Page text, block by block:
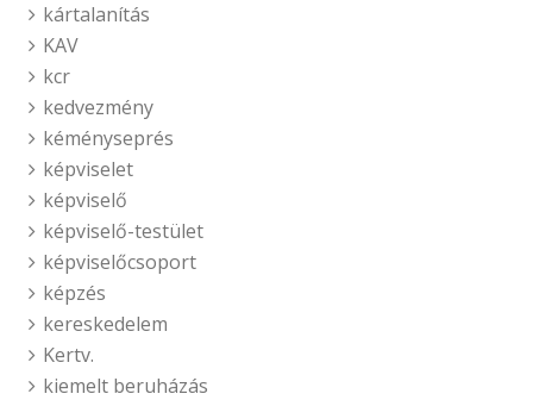
kártalanítás
KAV
kcr
kedvezmény
kéményseprés
képviselet
képviselő
képviselő-testület
képviselőcsoport
képzés
kereskedelem
Kertv.
kiemelt beruházás